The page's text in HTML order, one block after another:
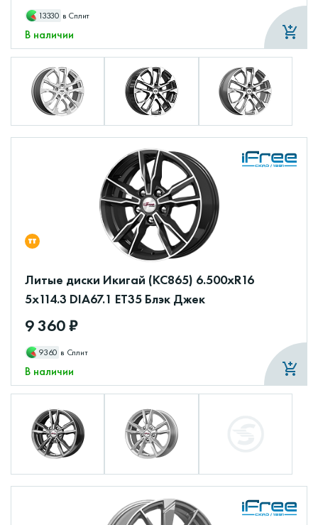
13330 в Сплит
В наличии
Литые диски Икигай (КС865) 6.500xR16
5x114.3 DIA67.1 ET35 Блэк Джек
9 360 ₽
9360 в Сплит
В наличии